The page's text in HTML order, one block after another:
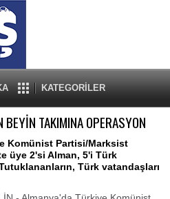
KATEGORİLER
TAKIMINA OPERASYON
Komünist Partisi/Marksist
üye 2'si Alman, 5'i Türk
Türk vatandaşları